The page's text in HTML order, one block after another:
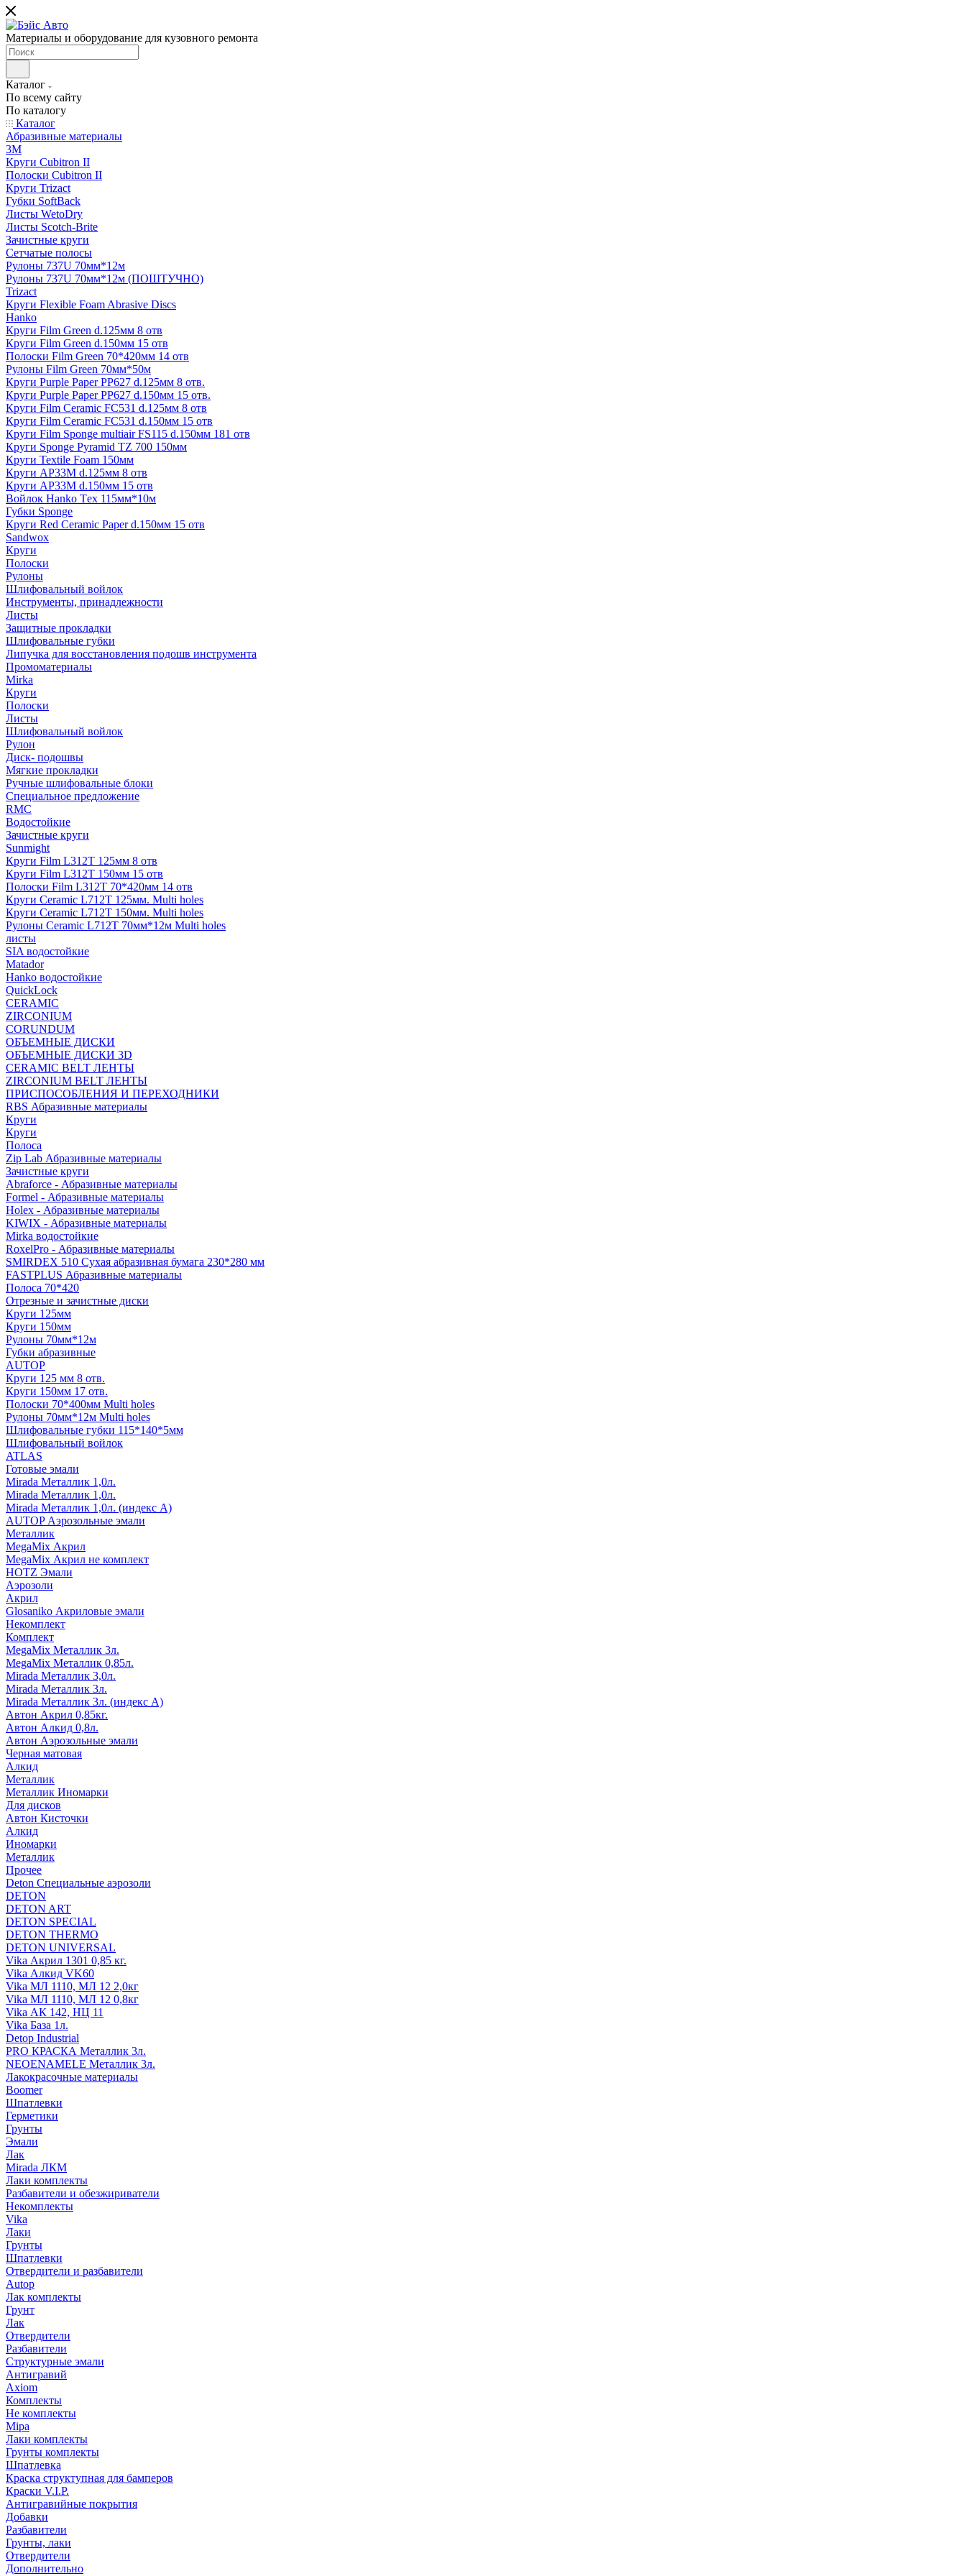
Материалы и оборудование для кузовного ремонта
Каталог
По всему сайту
По каталогу
Каталог
Абразивные материалы
3M
Круги Cubitron II
Полоски Cubitron II
Круги Trizact
Губки SoftBack
Листы WetoDry
Листы Scotch-Brite
Зачистные круги
Сетчатые полосы
Рулоны 737U 70мм*12м
Рулоны 737U 70мм*12м (ПОШТУЧНО)
Trizact
Круги Flexible Foam Abrasive Discs
Hanko
Круги Film Green d.125мм 8 отв
Круги Film Green d.150мм 15 отв
Полоски Film Green 70*420мм 14 отв
Рулоны Film Green 70мм*50м
Круги Purple Paper PP627 d.125мм 8 отв.
Круги Purple Paper PP627 d.150мм 15 отв.
Круги Film Ceramic FC531 d.125мм 8 отв
Круги Film Ceramic FC531 d.150мм 15 отв
Круги Film Sponge multiair FS115 d.150мм 181 отв
Круги Sponge Pyramid TZ 700 150мм
Круги Textile Foam 150мм
Круги AP33M d.125мм 8 отв
Круги AP33M d.150мм 15 отв
Войлок Hanko Tех 115мм*10м
Губки Sponge
Круги Red Ceramic Paper d.150мм 15 отв
Sandwox
Круги
Полоски
Рулоны
Шлифовальный войлок
Инструменты, принадлежности
Листы
Защитные прокладки
Шлифовальные губки
Липучка для восстановления подошв инструмента
Промоматериалы
Mirka
Круги
Полоски
Листы
Шлифовальный войлок
Рулон
Диск- подошвы
Мягкие прокладки
Ручные шлифовальные блоки
Специальное предложение
RMC
Водостойкие
Зачистные круги
Sunmight
Круги Film L312T 125мм 8 отв
Круги Film L312T 150мм 15 отв
Полоски Film L312T 70*420мм 14 отв
Круги Ceramic L712T 125мм. Multi holes
Круги Ceramic L712T 150мм. Multi holes
Рулоны Ceramic L712T 70мм*12м Multi holes
листы
SIA водостойкие
Matador
Hanko водостойкие
QuickLock
CERAMIC
ZIRCONIUM
СORUNDUM
ОБЪЕМНЫЕ ДИСКИ
ОБЪЕМНЫЕ ДИСКИ 3D
CERAMIC BELT ЛЕНТЫ
ZIRCONIUM BELT ЛЕНТЫ
ПРИСПОСОБЛЕНИЯ И ПЕРЕХОДНИКИ
RBS Абразивные материалы
Круги
Круги
Полоса
Zip Lab Абразивные материалы
Зачистные круги
Abraforce - Абразивные материалы
Formel - Абразивные материалы
Holex - Абразивные материалы
KIWIX - Абразивные материалы
Mirka водостойкие
RoxelPro - Абразивные материалы
SMIRDEX 510 Сухая абразивная бумага 230*280 мм
FASTPLUS Абразивные материалы
Полоса 70*420
Отрезные и зачистные диски
Круги 125мм
Круги 150мм
Рулоны 70мм*12м
Губки абразивные
AUTOP
Круги 125 мм 8 отв.
Круги 150мм 17 отв.
Полоски 70*400мм Multi holes
Рулоны 70мм*12м Multi holes
Шлифовальные губки 115*140*5мм
Шлифовальный войлок
ATLAS
Готовые эмали
Mirada Металлик 1,0л.
Mirada Металлик 1,0л.
Mirada Металлик 1,0л. (индекс А)
AUTOP Аэрозольные эмали
Металлик
MegaMix Акрил
MegaMix Акрил не комплект
HOTZ Эмали
Аэрозоли
Акрил
Glosaniko Акриловые эмали
Некомплект
Комплект
MegaMix Металлик 3л.
MegaMix Металлик 0,85л.
Mirada Металлик 3,0л.
Mirada Металлик 3л.
Mirada Металлик 3л. (индекс А)
Автон Акрил 0,85кг.
Автон Алкид 0,8л.
Автон Аэрозольные эмали
Черная матовая
Алкид
Металлик
Металлик Иномарки
Для дисков
Автон Кисточки
Алкид
Иномарки
Металлик
Прочее
Deton Специальные аэрозоли
DETON
DETON ART
DETON SPECIAL
DETON THERMO
DETON UNIVERSAL
Vika Акрил 1301 0,85 кг.
Vika Алкид VK60
Vika МЛ 1110, МЛ 12 2,0кг
Vika МЛ 1110, МЛ 12 0,8кг
Vika АК 142, НЦ 11
Vika База 1л.
Detop Industrial
PRO КРАСКА Металлик 3л.
NEOENAMELE Металлик 3л.
Лакокрасочные материалы
Boomer
Шпатлевки
Герметики
Грунты
Эмали
Лак
Mirada ЛКМ
Лаки комплекты
Разбавители и обезжириватели
Некомплекты
Vika
Лаки
Грунты
Шпатлевки
Отвердители и разбавители
Autop
Лак комплекты
Грунт
Лак
Отвердители
Разбавители
Структурные эмали
Антигравий
Axiom
Комплекты
Не комплекты
Mipa
Лаки комплекты
Грунты комплекты
Шпатлевка
Краска структупная для бамперов
Краски V.I.P.
Антигравийные покрытия
Добавки
Разбавители
Грунты, лаки
Отвердители
Дополнительно